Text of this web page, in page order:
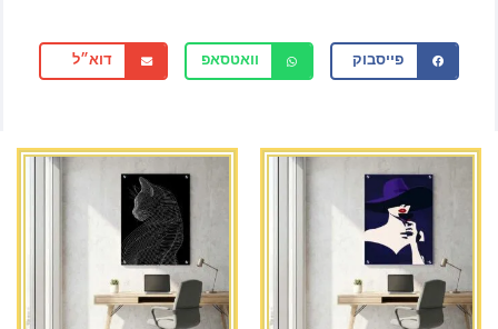
פייסבוק וואטסאפ דוא״ל